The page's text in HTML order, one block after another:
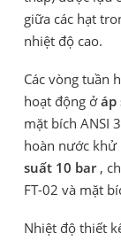
giữa các hạt
nhiệt độ cao.
Các vòng tuần
hoạt động ởáp
mặt bích ANSI
hoàn nước khử
suất 10 bar,
FT-02 và mặt
Nhiệt độ thiết